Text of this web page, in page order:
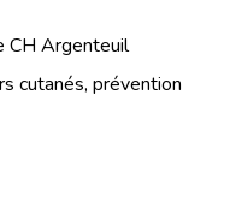
CH Argenteuil
cutanés, prévention